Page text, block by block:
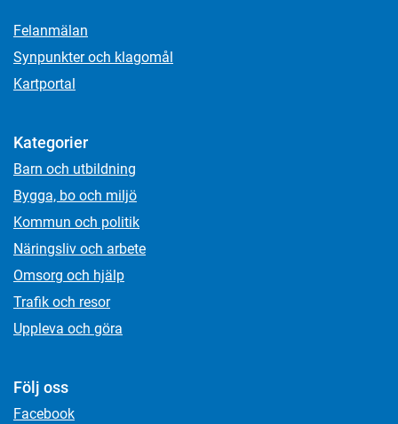
Felanmälan
Synpunkter och klagomål
Kartportal
Kategorier
Barn och utbildning
Bygga, bo och miljö
Kommun och politik
Näringsliv och arbete
Omsorg och hjälp
Trafik och resor
Uppleva och göra
Följ oss
Facebook